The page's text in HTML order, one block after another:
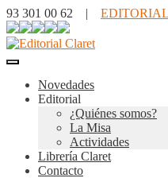
93 301 00 62 |
Novedades
Editorial
¿Quiénes somos?
La Misa
Actividades
Librería Claret
Contacto